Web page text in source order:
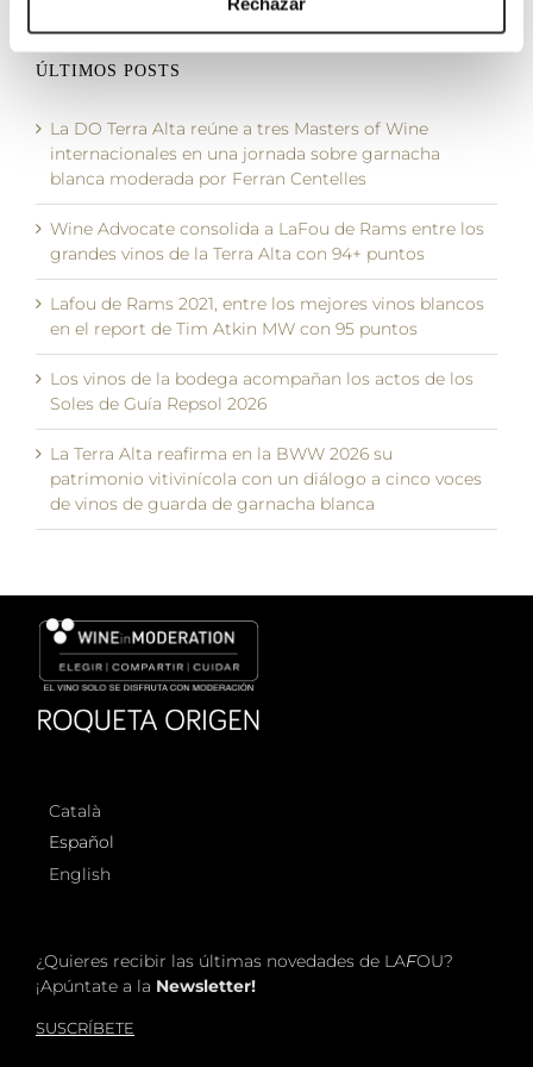
ÚLTIMOS POSTS
La DO Terra Alta reúne a tres Masters of Wine
internacionales en una jornada sobre garnacha
blanca moderada por Ferran Centelles
Wine Advocate consolida a LaFou de Rams entre los
grandes vinos de la Terra Alta con 94+ puntos
Lafou de Rams 2021, entre los mejores vinos blancos
en el report de Tim Atkin MW con 95 puntos
Los vinos de la bodega acompañan los actos de los
Soles de Guía Repsol 2026
La Terra Alta reafirma en la BWW 2026 su
patrimonio vitivinícola con un diálogo a cinco voces
de vinos de guarda de garnacha blanca
Català
Español
English
¿Quieres recibir las últimas novedades de LAFOU?
¡Apúntate a la Newsletter!
SUSCRÍBETE